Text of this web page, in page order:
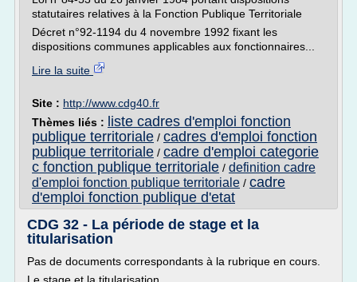
statutaires relatives à la Fonction Publique Territoriale
Décret n°92-1194 du 4 novembre 1992 fixant les
dispositions communes applicables aux fonctionnaires...
Lire la suite
Site : http://www.cdg40.fr
Thèmes liés :
liste cadres d'emploi fonction
publique territoriale / cadres d'emploi fonction
publique territoriale / cadre d'emploi categorie
c fonction publique territoriale / definition cadre
d'emploi fonction publique territoriale / cadre
d'emploi fonction publique d'etat
CDG 32 - La période de stage et la
titularisation
Pas de documents correspondants à la rubrique en cours.